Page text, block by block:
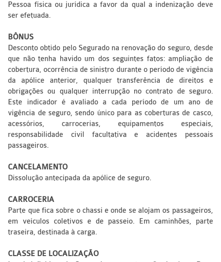
Pessoa física ou jurídica a favor da qual a indenização deve
ser efetuada.
BÔNUS
Desconto obtido pelo Segurado na renovação do seguro, desde
que não tenha havido um dos seguintes fatos: ampliação de
cobertura, ocorrência de sinistro durante o período de vigência
da apólice anterior, qualquer transferência de direitos e
obrigações ou qualquer interrupção no contrato de seguro.
Este indicador é avaliado a cada período de um ano de
vigência de seguro, sendo único para as coberturas de casco,
acessórios, carrocerias, equipamentos especiais,
responsabilidade civil facultativa e acidentes pessoais
passageiros.
CANCELAMENTO
Dissolução antecipada da apólice de seguro.
CARROCERIA
Parte que fica sobre o chassi e onde se alojam os passageiros,
em veículos coletivos e de passeio. Em caminhões, parte
traseira, destinada à carga.
CLASSE DE LOCALIZAÇÃO